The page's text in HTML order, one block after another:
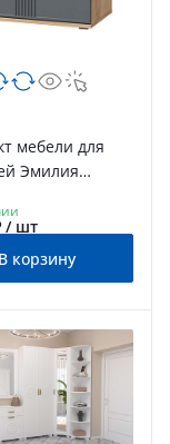
мебели для
Эмилия
/ шт
В корзину